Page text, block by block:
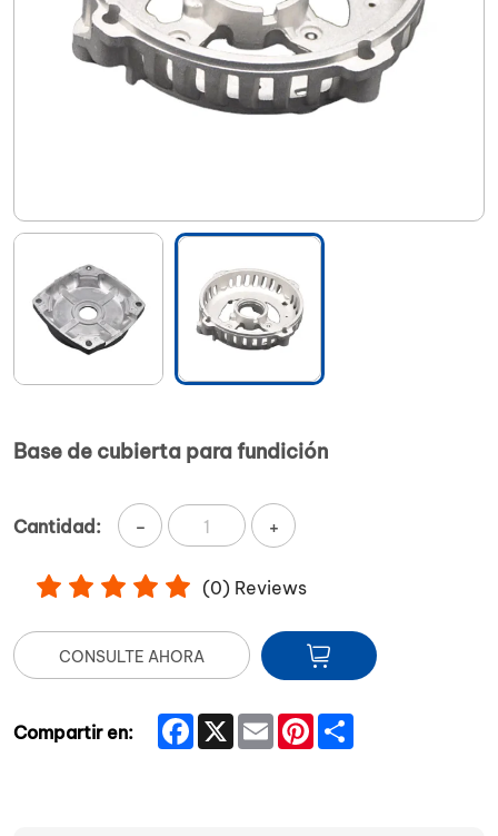
Base de cubierta para fundición
Cantidad: - +
(0) Reviews
CONSULTE AHORA
Compartir en: Facebook
X EmailPinterest